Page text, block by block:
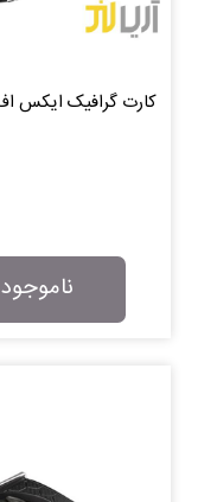
ناموجود